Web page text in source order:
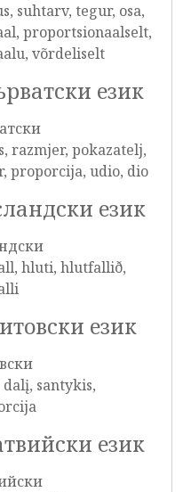
suhtarv, tegur, osa,
proportsionaalselt,
võrdeliselt
език
razmjer, pokazatelj,
proporcija, udio, dio
език
hluti, hlutfallið,
език
dalį, santykis,
език